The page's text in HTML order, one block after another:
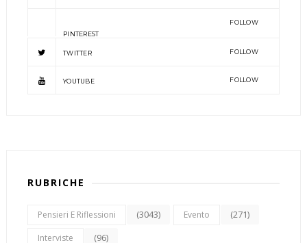
PINTEREST
FOLLOW
TWITTER FOLLOW
YOUTUBE FOLLOW
RUBRICHE
Pensieri E Riflessioni (3043) Evento (271)
Interviste (96)